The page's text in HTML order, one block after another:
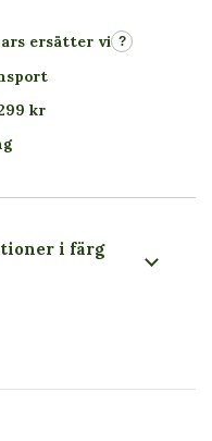
ersätter vi ?
kr
i färg